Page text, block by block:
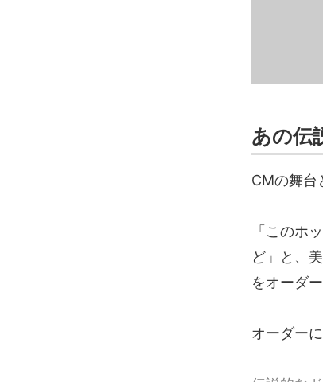
あの伝
CMの舞台
「このホ
ど」と、
をオーダー
オーダー